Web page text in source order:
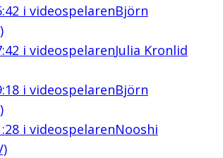
i videospelarenBjörn
i videospelarenJulia Kronlid
i videospelarenBjörn
i videospelarenNooshi